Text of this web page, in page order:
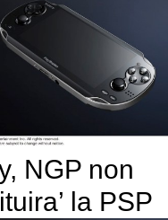
NGP non
la PSP